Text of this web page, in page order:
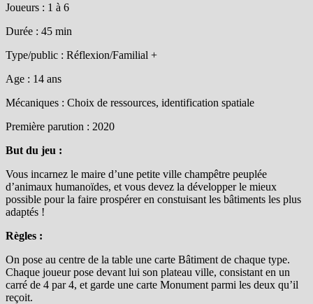
Joueurs : 1 à 6
Durée : 45 min
Type/public : Réflexion/Familial +
Age : 14 ans
Mécaniques : Choix de ressources, identification spatiale
Première parution : 2020
But du jeu :
Vous incarnez le maire d’une petite ville champêtre peuplée
d’animaux humanoïdes, et vous devez la développer le mieux
possible pour la faire prospérer en constuisant les bâtiments les plus
adaptés !
Règles :
On pose au centre de la table une carte Bâtiment de chaque type.
Chaque joueur pose devant lui son plateau ville, consistant en un
carré de 4 par 4, et garde une carte Monument parmi les deux qu’il
reçoit.